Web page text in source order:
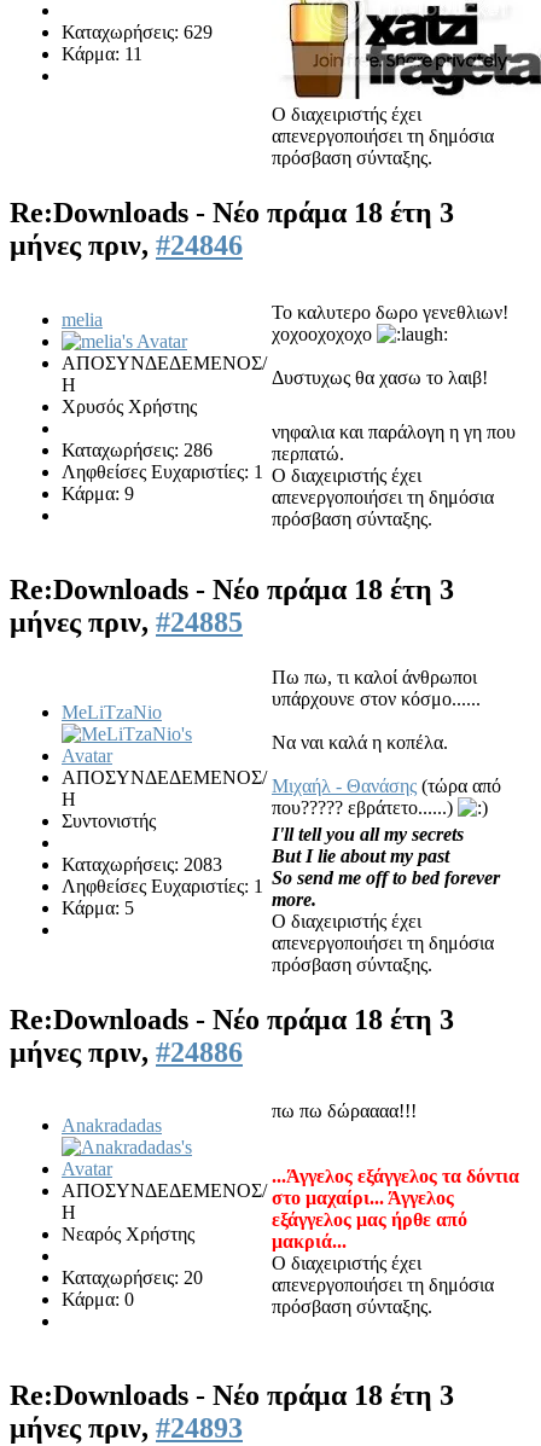
Καταχωρήσεις: 629
Κάρμα: 11
Ο διαχειριστής έχει
απενεργοποιήσει τη δημόσια
πρόσβαση σύνταξης.
Re:Downloads - Νέο πράμα 18 έτη 3
μήνες πριν, #24846
melia
ΑΠΟΣΥΝΔΕΔΕΜΕΝΟΣ/
Η
Χρυσός Χρήστης
Καταχωρήσεις: 286
Ληφθείσες Ευχαριστίες: 1
Κάρμα: 9
Το καλυτερο δωρο γενεθλιων!
χοχοοχοχοχο
Δυστυχως θα χασω το λαιβ!
νηφαλια και παράλογη η γη που
περπατώ.
Ο διαχειριστής έχει
απενεργοποιήσει τη δημόσια
πρόσβαση σύνταξης.
Re:Downloads - Νέο πράμα 18 έτη 3
μήνες πριν, #24885
MeLiTzaNio
ΑΠΟΣΥΝΔΕΔΕΜΕΝΟΣ/
Η
Συντονιστής
Καταχωρήσεις: 2083
Ληφθείσες Ευχαριστίες: 1
Κάρμα: 5
Πω πω, τι καλοί άνθρωποι
υπάρχουνε στον κόσμο......
Να ναι καλά η κοπέλα.
Μιχαήλ - Θανάσης (τώρα από
που????? εβράτετο......)
I'll tell you all my secrets
But I lie about my past
So send me off to bed forever
more.
Ο διαχειριστής έχει
απενεργοποιήσει τη δημόσια
πρόσβαση σύνταξης.
Re:Downloads - Νέο πράμα 18 έτη 3
μήνες πριν, #24886
Anakradadas
ΑΠΟΣΥΝΔΕΔΕΜΕΝΟΣ/
Η
Νεαρός Χρήστης
Καταχωρήσεις: 20
Κάρμα: 0
πω πω δώραααα!!!
...Άγγελος εξάγγελος τα δόντια
στο μαχαίρι... Άγγελος
εξάγγελος μας ήρθε από
μακριά...
Ο διαχειριστής έχει
απενεργοποιήσει τη δημόσια
πρόσβαση σύνταξης.
Re:Downloads - Νέο πράμα 18 έτη 3
μήνες πριν, #24893